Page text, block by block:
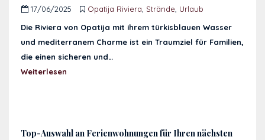
17/06/2025 Opatija Riviera Strände Urlaub
Die Riviera von Opatija mit ihrem türkisblauen Wasser
und mediterranem Charme ist ein Traumziel für Familien,
die einen sicheren und…
Weiterlesen
Top-Auswahl an Ferienwohnungen für Ihren nächsten